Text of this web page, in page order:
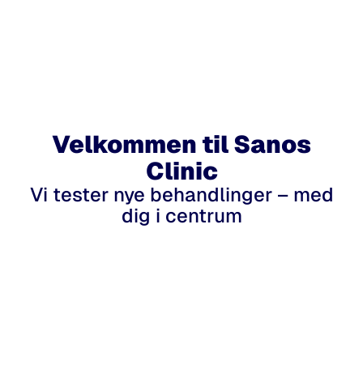
Velkommen til Sanos
Clinic
Vi tester nye behandlinger – med
dig i centrum